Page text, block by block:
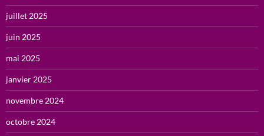
juillet 2025
juin 2025
mai 2025
janvier 2025
novembre 2024
octobre 2024